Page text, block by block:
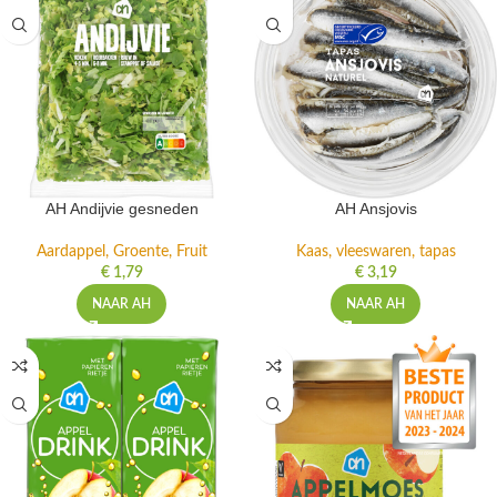
AH Andijvie gesneden
Aardappel, Groente, Fruit
€1,79
NAAR AH
AH Ansjovis
Kaas, vleeswaren, tapas
€3,19
NAAR AH